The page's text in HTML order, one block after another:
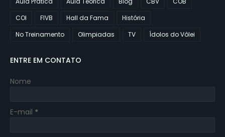
COI
FIVB Hall da Fama
História
No Treinamento
Olimpiadas TV Ídolos do Vôlei
ENTRE EM CONTATO
Nome
E-mail *